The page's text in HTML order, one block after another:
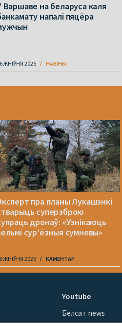
Варшаве на беларуса каля
напалі пяцёра
ЖНІЎНЯ 2026 НАВІНЫ
пра планы Лукашэнкі
суперзброю
дронаў: «Узнікаюць
сур’ёзныя сумневы»
ЖНІЎНЯ 2026 КАМЕНТАР
Youtube
Белсат news